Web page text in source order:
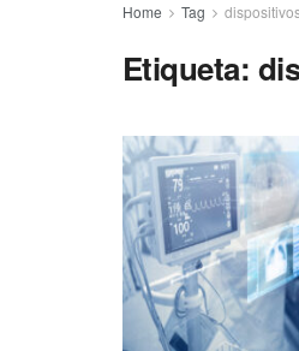
Home Tag
Etiqueta: